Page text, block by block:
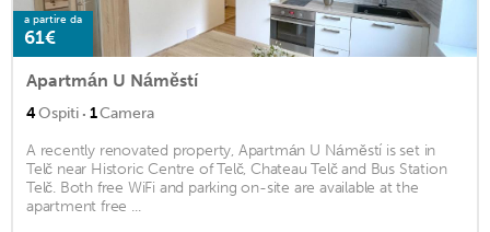
a partire da
61€
Apartmán U Náměstí
4Ospiti · 1Camera
A recently renovated property, Apartmán U Náměstí is set in
Telč near Historic Centre of Telč, Chateau Telč and Bus Station
Telč. Both free WiFi and parking on-site are available at the
apartment free ...